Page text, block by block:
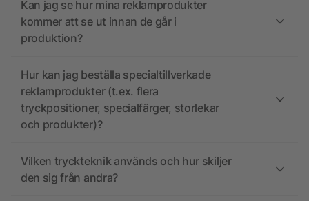
Kan jag se hur mina reklamprodukter
kommer att se ut innan de går i
produktion?
Hur kan jag beställa specialtillverkade
reklamprodukter (t.ex. flera
tryckpositioner, specialfärger, storlekar
och produkter)?
Vilken tryckteknik används och hur skiljer
den sig från andra?